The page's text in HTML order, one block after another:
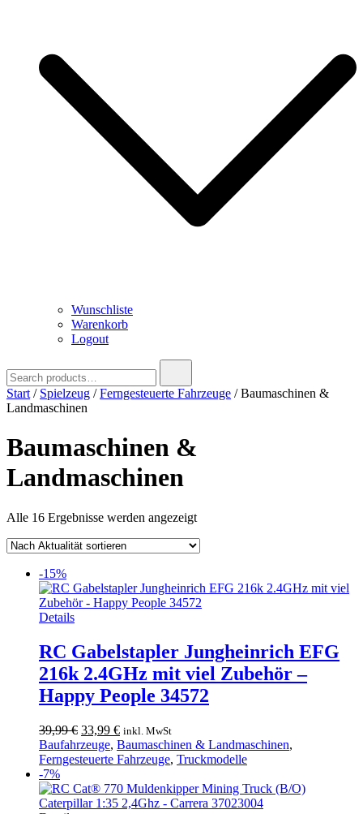
Wunschliste
Warenkorb
Logout
for:
Start / Spielzeug /Ferngesteuerte Fahrzeuge / Baumaschinen &
Landmaschinen
Baumaschinen &
Landmaschinen
Alle 16 Ergebnisse werden angezeigtNach
sortiert
-15%
Details
RC Gabelstapler Jungheinrich EFG
216k 2.4GHz mit viel Zubehör –
Happy People 34572
39,99€ Ursprünglicher
Preis
war:
33,99 €Aktueller
Preis
ist:
inkl. MwSt
Baufahrzeuge, Baumaschinen & Landmaschinen,
Ferngesteuerte Fahrzeuge, Truckmodelle
-7%